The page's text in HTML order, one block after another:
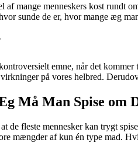
mange menneskers kost rundt
sunde de er, hvor mange æg
emne, når det kommer
på vores helbred.
Må Man Spise om
de fleste mennesker kan trygt
mængder af kun én type mad.